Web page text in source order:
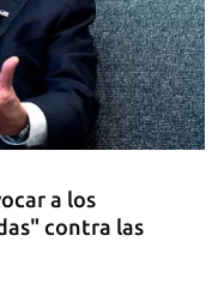
a los
contra las